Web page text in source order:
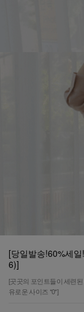
[당일발송!60%세
6)]
[곳곳의 포인트들이 세련
유로운 사이즈 *0*]